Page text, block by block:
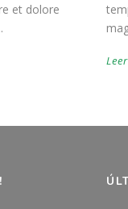
et dolore